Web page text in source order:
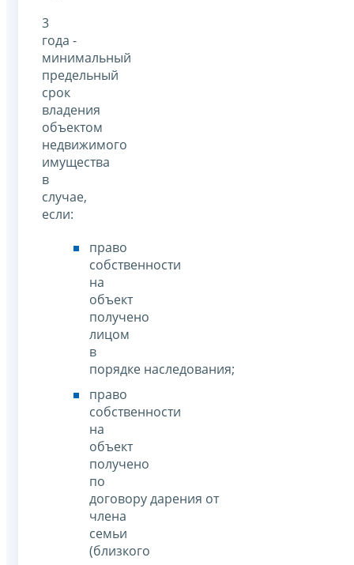
3
года -
минимальный
предельный
срок
владения
объектом
недвижимого
имущества
в
случае,
если:
право
собственности
на
объект
получено
лицом
в
порядке наследования;
право
собственности
на
объект
получено
по
договору дарения от
члена
семьи
(близкого